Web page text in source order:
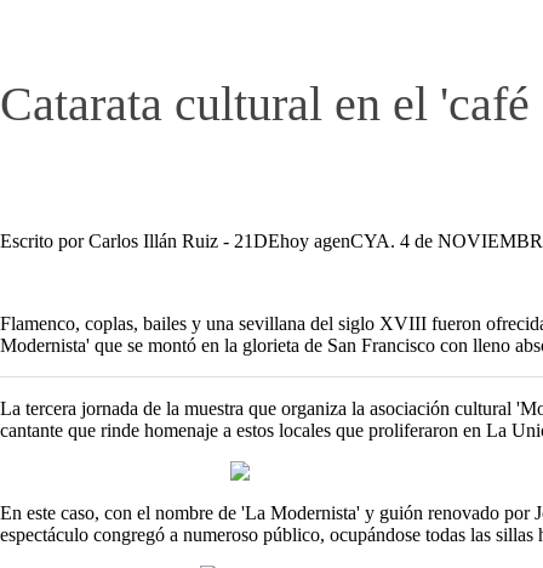
Catarata cultural en el 'café
Escrito por Carlos Illán Ruiz - 21DEhoy agenCYA. 4 de
Flamenco, coplas, bailes y una sevillana del siglo XVIII fueron
Modernista' que se montó en la glorieta de San Francisco con lleno
La tercera jornada de la muestra que organiza la asociación cultural
cantante que rinde homenaje a estos locales que proliferaron en La
En este caso, con el nombre de 'La Modernista' y guión renovado
espectáculo congregó a numeroso público, ocupándose todas las